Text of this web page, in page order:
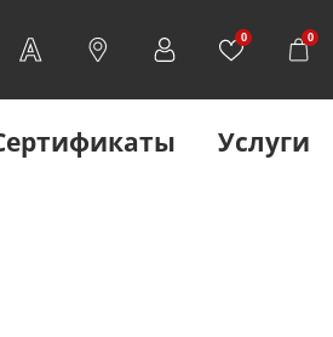
0 0
Услуги